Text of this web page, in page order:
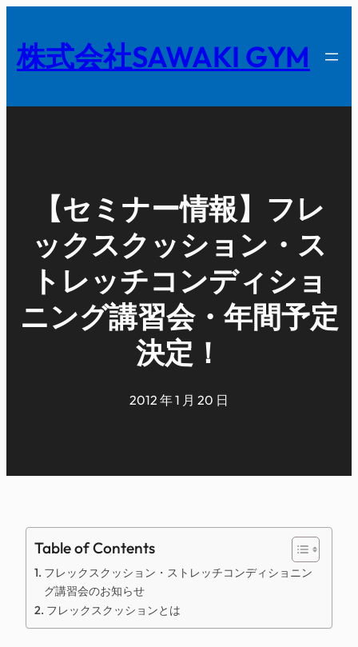
を
キ
株式会社SAWAKI GYM
【セミナー情報】フレ
ックスクッション・ス
トレッチコンディショ
ニング講習会・年間予定
決定！
2012 年 1 月 20 日
Table of Contents
フレックスクッション・ストレッチコンディショニン
グ講習会のお知らせ
フレックスクッションとは